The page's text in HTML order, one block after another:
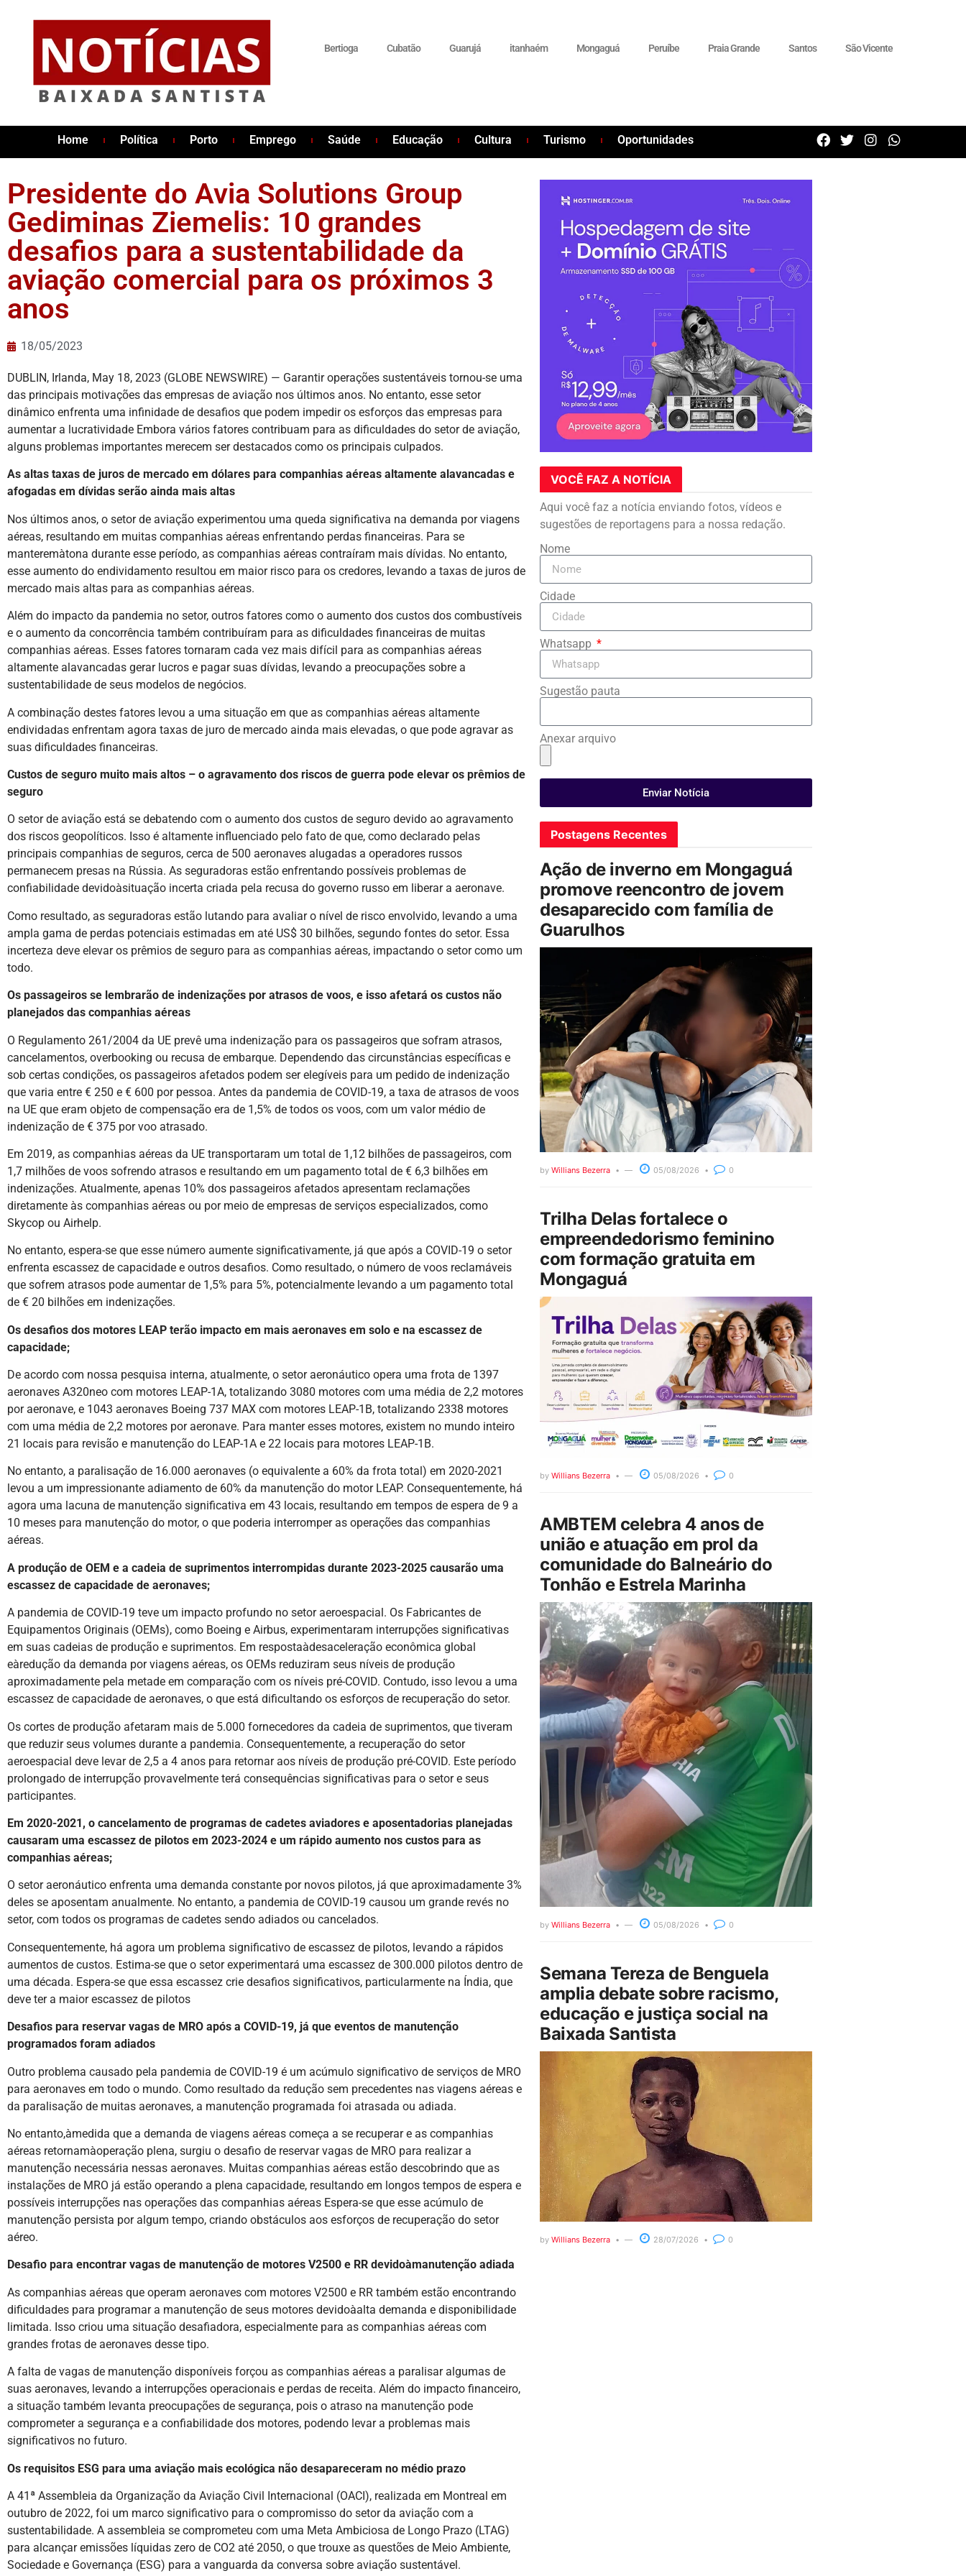
Bertioga Cubatão Guarujá itanhaém Mongaguá Peruíbe Praia Grande Santos São Vicente
Home Política Porto Emprego Saúde Educação Cultura Turismo Oportunidades
Presidente do Avia Solutions Group
Gediminas Ziemelis: 10 grandes
desafios para a sustentabilidade da
aviação comercial para os próximos 3
anos
18/05/2023
DUBLIN, Irlanda, May 18, 2023 (GLOBE NEWSWIRE) — Garantir operações sustentáveis tornou-se uma
das principais motivações das empresas de aviação nos últimos anos. No entanto, esse setor
dinâmico enfrenta uma infinidade de desafios que podem impedir os esforços das empresas para
aumentar a lucratividade Embora vários fatores contribuam para as dificuldades do setor de aviação,
alguns problemas importantes merecem ser destacados como os principais culpados.
As altas taxas de juros de mercado em dólares para companhias aéreas altamente alavancadas e
afogadas em dívidas serão ainda mais altas
Nos últimos anos, o setor de aviação experimentou uma queda significativa na demanda por viagens
aéreas, resultando em muitas companhias aéreas enfrentando perdas financeiras. Para se
manteremàtona durante esse período, as companhias aéreas contraíram mais dívidas. No entanto,
esse aumento do endividamento resultou em maior risco para os credores, levando a taxas de juros de
mercado mais altas para as companhias aéreas.
Além do impacto da pandemia no setor, outros fatores como o aumento dos custos dos combustíveis
e o aumento da concorrência também contribuíram para as dificuldades financeiras de muitas
companhias aéreas. Esses fatores tornaram cada vez mais difícil para as companhias aéreas
altamente alavancadas gerar lucros e pagar suas dívidas, levando a preocupações sobre a
sustentabilidade de seus modelos de negócios.
A combinação destes fatores levou a uma situação em que as companhias aéreas altamente
endividadas enfrentam agora taxas de juro de mercado ainda mais elevadas, o que pode agravar as
suas dificuldades financeiras.
Custos de seguro muito mais altos – o agravamento dos riscos de guerra pode elevar os prêmios de
seguro
O setor de aviação está se debatendo com o aumento dos custos de seguro devido ao agravamento
dos riscos geopolíticos. Isso é altamente influenciado pelo fato de que, como declarado pelas
principais companhias de seguros, cerca de 500 aeronaves alugadas a operadores russos
permanecem presas na Rússia. As seguradoras estão enfrentando possíveis problemas de
confiabilidade devidoàsituação incerta criada pela recusa do governo russo em liberar a aeronave.
Como resultado, as seguradoras estão lutando para avaliar o nível de risco envolvido, levando a uma
ampla gama de perdas potenciais estimadas em até US$ 30 bilhões, segundo fontes do setor. Essa
incerteza deve elevar os prêmios de seguro para as companhias aéreas, impactando o setor como um
todo.
Os passageiros se lembrarão de indenizações por atrasos de voos, e isso afetará os custos não
planejados das companhias aéreas
O Regulamento 261/2004 da UE prevê uma indenização para os passageiros que sofram atrasos,
cancelamentos, overbooking ou recusa de embarque. Dependendo das circunstâncias específicas e
sob certas condições, os passageiros afetados podem ser elegíveis para um pedido de indenização
que varia entre € 250 e € 600 por pessoa. Antes da pandemia de COVID-19, a taxa de atrasos de voos
na UE que eram objeto de compensação era de 1,5% de todos os voos, com um valor médio de
indenização de € 375 por voo atrasado.
Em 2019, as companhias aéreas da UE transportaram um total de 1,12 bilhões de passageiros, com
1,7 milhões de voos sofrendo atrasos e resultando em um pagamento total de € 6,3 bilhões em
indenizações. Atualmente, apenas 10% dos passageiros afetados apresentam reclamações
diretamente às companhias aéreas ou por meio de empresas de serviços especializados, como
Skycop ou Airhelp.
No entanto, espera-se que esse número aumente significativamente, já que após a COVID-19 o setor
enfrenta escassez de capacidade e outros desafios. Como resultado, o número de voos reclamáveis
que sofrem atrasos pode aumentar de 1,5% para 5%, potencialmente levando a um pagamento total
de € 20 bilhões em indenizações.
Os desafios dos motores LEAP terão impacto em mais aeronaves em solo e na escassez de
capacidade;
De acordo com nossa pesquisa interna, atualmente, o setor aeronáutico opera uma frota de 1397
aeronaves A320neo com motores LEAP-1A, totalizando 3080 motores com uma média de 2,2 motores
por aeronave, e 1043 aeronaves Boeing 737 MAX com motores LEAP-1B, totalizando 2338 motores
com uma média de 2,2 motores por aeronave. Para manter esses motores, existem no mundo inteiro
21 locais para revisão e manutenção do LEAP-1A e 22 locais para motores LEAP-1B.
No entanto, a paralisação de 16.000 aeronaves (o equivalente a 60% da frota total) em 2020-2021
levou a um impressionante adiamento de 60% da manutenção do motor LEAP. Consequentemente, há
agora uma lacuna de manutenção significativa em 43 locais, resultando em tempos de espera de 9 a
10 meses para manutenção do motor, o que poderia interromper as operações das companhias
aéreas.
A produção de OEM e a cadeia de suprimentos interrompidas durante 2023-2025 causarão uma
escassez de capacidade de aeronaves;
A pandemia de COVID-19 teve um impacto profundo no setor aeroespacial. Os Fabricantes de
Equipamentos Originais (OEMs), como Boeing e Airbus, experimentaram interrupções significativas
em suas cadeias de produção e suprimentos. Em respostaàdesaceleração econômica global
eàredução da demanda por viagens aéreas, os OEMs reduziram seus níveis de produção
aproximadamente pela metade em comparação com os níveis pré-COVID. Contudo, isso levou a uma
escassez de capacidade de aeronaves, o que está dificultando os esforços de recuperação do setor.
Os cortes de produção afetaram mais de 5.000 fornecedores da cadeia de suprimentos, que tiveram
que reduzir seus volumes durante a pandemia. Consequentemente, a recuperação do setor
aeroespacial deve levar de 2,5 a 4 anos para retornar aos níveis de produção pré-COVID. Este período
prolongado de interrupção provavelmente terá consequências significativas para o setor e seus
participantes.
Em 2020-2021, o cancelamento de programas de cadetes aviadores e aposentadorias planejadas
causaram uma escassez de pilotos em 2023-2024 e um rápido aumento nos custos para as
companhias aéreas;
O setor aeronáutico enfrenta uma demanda constante por novos pilotos, já que aproximadamente 3%
deles se aposentam anualmente. No entanto, a pandemia de COVID-19 causou um grande revés no
setor, com todos os programas de cadetes sendo adiados ou cancelados.
Consequentemente, há agora um problema significativo de escassez de pilotos, levando a rápidos
aumentos de custos. Estima-se que o setor experimentará uma escassez de 300.000 pilotos dentro de
uma década. Espera-se que essa escassez crie desafios significativos, particularmente na Índia, que
deve ter a maior escassez de pilotos
Desafios para reservar vagas de MRO após a COVID-19, já que eventos de manutenção
programados foram adiados
Outro problema causado pela pandemia de COVID-19 é um acúmulo significativo de serviços de MRO
para aeronaves em todo o mundo. Como resultado da redução sem precedentes nas viagens aéreas e
da paralisação de muitas aeronaves, a manutenção programada foi atrasada ou adiada.
No entanto,àmedida que a demanda de viagens aéreas começa a se recuperar e as companhias
aéreas retornamàoperação plena, surgiu o desafio de reservar vagas de MRO para realizar a
manutenção necessária nessas aeronaves. Muitas companhias aéreas estão descobrindo que as
instalações de MRO já estão operando a plena capacidade, resultando em longos tempos de espera e
possíveis interrupções nas operações das companhias aéreas Espera-se que esse acúmulo de
manutenção persista por algum tempo, criando obstáculos aos esforços de recuperação do setor
aéreo.
Desafio para encontrar vagas de manutenção de motores V2500 e RR devidoàmanutenção adiada
As companhias aéreas que operam aeronaves com motores V2500 e RR também estão encontrando
dificuldades para programar a manutenção de seus motores devidoàalta demanda e disponibilidade
limitada. Isso criou uma situação desafiadora, especialmente para as companhias aéreas com
grandes frotas de aeronaves desse tipo.
A falta de vagas de manutenção disponíveis forçou as companhias aéreas a paralisar algumas de
suas aeronaves, levando a interrupções operacionais e perdas de receita. Além do impacto financeiro,
a situação também levanta preocupações de segurança, pois o atraso na manutenção pode
comprometer a segurança e a confiabilidade dos motores, podendo levar a problemas mais
significativos no futuro.
Os requisitos ESG para uma aviação mais ecológica não desapareceram no médio prazo
A 41ª Assembleia da Organização da Aviação Civil Internacional (OACI), realizada em Montreal em
outubro de 2022, foi um marco significativo para o compromisso do setor da aviação com a
sustentabilidade. A assembleia se comprometeu com uma Meta Ambiciosa de Longo Prazo (LTAG)
para alcançar emissões líquidas zero de CO2 até 2050, o que trouxe as questões de Meio Ambiente,
Sociedade e Governança (ESG) para a vanguarda da conversa sobre aviação sustentável.
VOCÊ FAZ A NOTÍCIA
Aqui você faz a notícia enviando fotos, vídeos e
sugestões de reportagens para a nossa redação.
Nome
Cidade
Whatsapp
Sugestão pauta
Anexar arquivo
Enviar Notícia
Postagens Recentes
Ação de inverno em Mongaguá
promove reencontro de jovem
desaparecido com família de
Guarulhos
by Willians Bezerra 05/08/2026 0
Trilha Delas fortalece o
empreendedorismo feminino
com formação gratuita em
Mongaguá
by Willians Bezerra 05/08/2026 0
AMBTEM celebra 4 anos de
união e atuação em prol da
comunidade do Balneário do
Tonhão e Estrela Marinha
by Willians Bezerra 05/08/2026 0
Semana Tereza de Benguela
amplia debate sobre racismo,
educação e justiça social na
Baixada Santista
by Willians Bezerra 28/07/2026 0